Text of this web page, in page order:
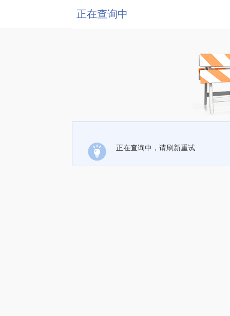
正在查询中
正在查询中，请刷新重试